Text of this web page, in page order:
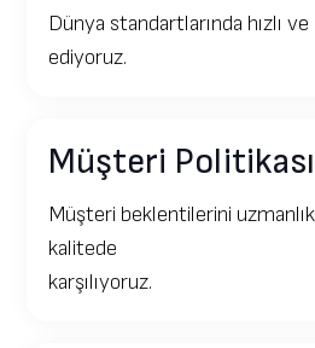
Dünya standartlarında hızlı
ediyoruz.
Müşteri Politikası
Müşteri beklentilerini
kalitede
karşılıyoruz.